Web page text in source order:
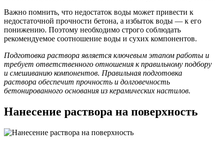
Важно помнить, что недостаток воды может привести к
недостаточной прочности бетона, а избыток воды — к его
понижению. Поэтому необходимо строго соблюдать
рекомендуемое соотношение воды и сухих компонентов.
Подготовка раствора является ключевым этапом работы и
требует ответственного отношения к правильному подбору
и смешиванию компонентов. Правильная подготовка
раствора обеспечит прочность и долговечность
бетонированного основания из керамических настилов.
Нанесение раствора на поверхность